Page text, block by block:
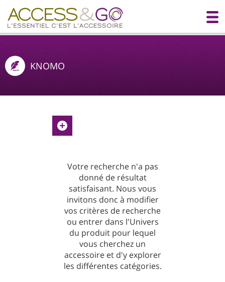
KNOMO
Votre recherche n'a pas
donné de résultat
satisfaisant. Nous vous
invitons donc à modifier
vos critères de recherche
ou entrer dans l'Univers
du produit pour lequel
vous cherchez un
accessoire et d'y explorer
les différentes catégories.